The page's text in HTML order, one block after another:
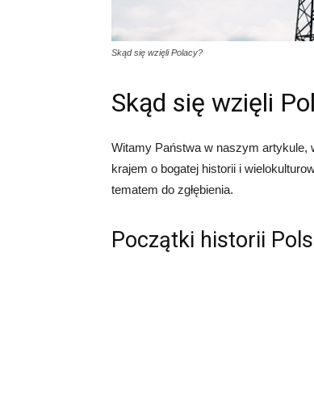
Skąd się wzięli Polacy?
Skąd się wzięli
Witamy Państwa w naszym artykule,
krajem o bogatej historii i
tematem do zgłębienia.
Początki historii